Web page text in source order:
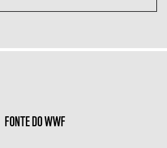
FONTE DO WWF